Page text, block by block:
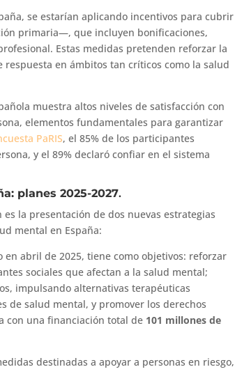
se estarían aplicando incentivos para cubrir
primaria—, que incluyen bonificaciones,
Estas medidas pretenden reforzar la
en ámbitos tan críticos como la salud
muestra altos niveles de satisfacción con
elementos fundamentales para garantizar
PaRIS, el 85% de los participantes
y el 89% declaró confiar en el sistema
planes 2025-2027.
la presentación de dos nuevas estrategias
mental en España:
en abril de 2025, tiene como objetivos: reforzar
sociales que afectan a la salud mental;
impulsando alternativas terapéuticas
de salud mental, y promover los derechos
con una financiación total de 101 millones de
destinadas a apoyar a personas en riesgo,